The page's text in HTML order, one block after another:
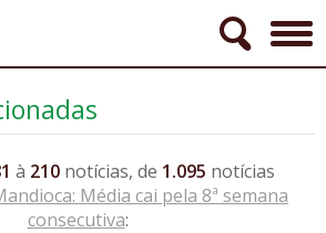
à 210notícias, de 1.095 notícias
Média cai pela 8ª semana
consecutiva: